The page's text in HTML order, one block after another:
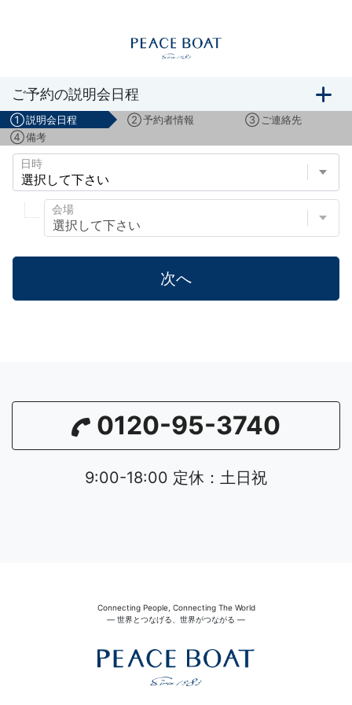
船旅説明会のご予約
ご予約の説明会日程
①説明会日程 ②予約者情報 ③ ご連絡先
④備考
日時
会場
次へ
0120-95-3740
9:00-18:00 定休：土日祝
Connecting People, Connecting The World
― 世界とつなげる、世界がつながる ―